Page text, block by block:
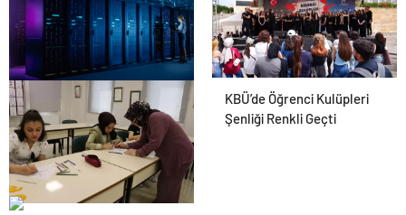
Datahost İle Güvenilir
Sunucu Hizmetleri
KBÜ’de Öğrenci Kulüpleri
Şenliği Renkli Geçti